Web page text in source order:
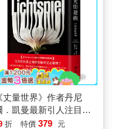
丈量世界》作者丹尼
．凱曼最新引人注目之
！
折 特價 379 元